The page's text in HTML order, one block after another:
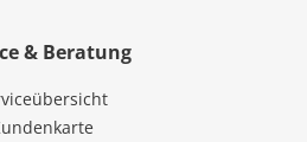
& Beratung